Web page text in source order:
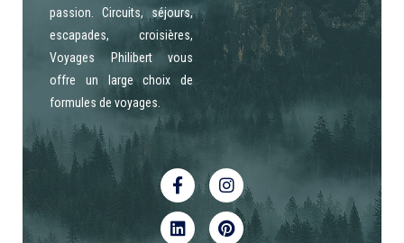
passion. Circuits, séjours,
escapades, croisières,
Voyages Philibert vous
offre un large choix de
formules de voyages.